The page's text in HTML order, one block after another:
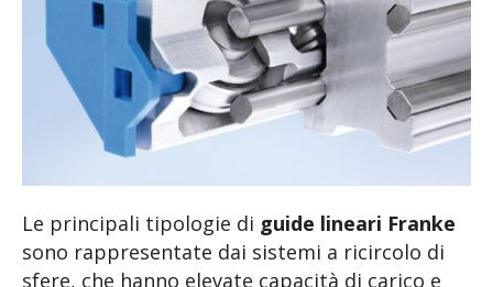
Le principali tipologie di guide lineari Franke
sono rappresentate dai sistemi a ricircolo di
sfere, che hanno elevate capacità di carico e